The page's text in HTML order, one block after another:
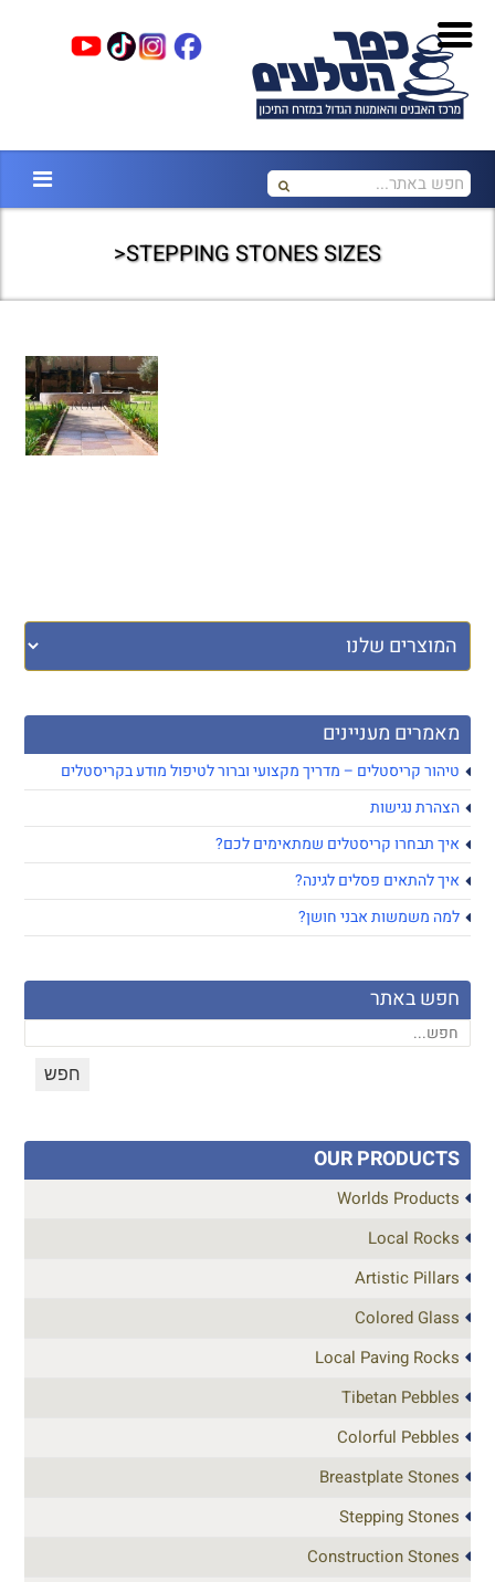
STEPPING STONES SIZES<
מאמרים מעניינים
טיהור קריסטלים – מדריך מקצועי וברור לטיפול מודע בקריסטלים
הצהרת נגישות
איך תבחרו קריסטלים שמתאימים לכם?
איך להתאים פסלים לגינה?
למה משמשות אבני חושן?
חפש באתר
OUR PRODUCTS
Worlds Products
Local Rocks
Artistic Pillars
Colored Glass
Local Paving Rocks
Tibetan Pebbles
Colorful Pebbles
Breastplate Stones
Stepping Stones
Construction Stones